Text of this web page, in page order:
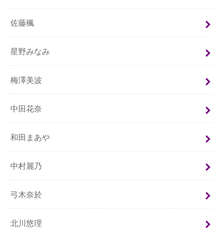
佐藤楓
星野みなみ
梅澤美波
中田花奈
和田まあや
中村麗乃
弓木奈於
北川悠理